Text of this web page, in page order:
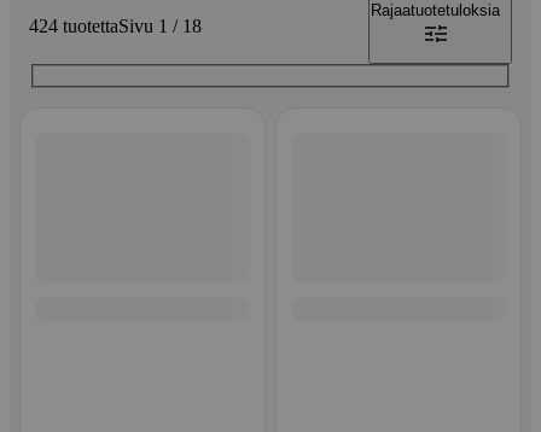
424 tuotettaSivu 1 / 18
Rajaatuotetuloksia